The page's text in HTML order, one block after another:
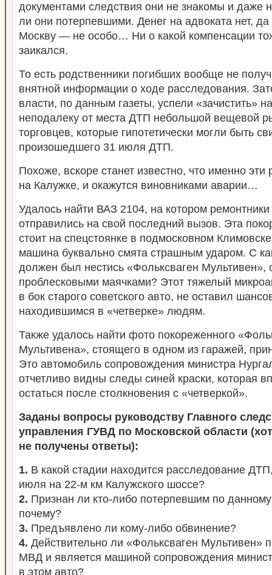
документами следствия они не знакомы и даже
ли они потерпевшими. Денег на адвоката нет, да
Москву — не особо… Ни о какой компенсации
заикался.
То есть родственники погибших вообще не
внятной информации о ходе расследования.
власти, по данным газеты, успели «зачистить»
неподалеку от места ДТП небольшой вещевой
торговцев, которые гипотетически могли быть
произошедшего 31 июля ДТП.
Похоже, вскоре станет известно, что именно
на Калужке, и окажутся виновниками аварии…
Удалось найти ВАЗ 2104, на котором
отправились на свой последний вызов. Эта
стоит на спецстоянке в подмосковном
машина буквально смята страшным ударом. С
должен был нестись «Фольксваген
проблесковыми маячками? Этот тяжелый
в бок старого советского авто, не оставил
находившимся в «четверке» людям.
Также удалось найти фото покореженного
Мультивена», стоящего в одном из гаражей,
Это автомобиль сопровождения министра
отчетливо видны следы синей краски, которая
остаться после столкновения с «четверкой».
Заданы вопросы руководству Главного
управления ГУВД по Московской области
не получены ответы):
1. В какой стадии находится расследование
июля на 22-м км Калужского шоссе?
2. Признан ли кто-либо потерпевшим по
почему?
3. Предъявлено ли кому-либо обвинение?
4. Действительно ли «Фольксваген Мультивен»
МВД и является машиной сопровождения
в этом авто?